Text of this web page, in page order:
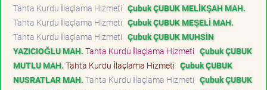
Tahta Kurdu İlaçlama Hizmeti Çubuk ÇUBUK MELİKŞAH MAH.
Tahta Kurdu İlaçlama Hizmeti Çubuk ÇUBUK MEŞELİ MAH.
Tahta Kurdu İlaçlama Hizmeti Çubuk ÇUBUK MUHSİN
YAZICIOĞLU MAH. Tahta Kurdu İlaçlama Hizmeti Çubuk ÇUBUK
MUTLU MAH. Tahta Kurdu İlaçlama Hizmeti Çubuk ÇUBUK
NUSRATLAR MAH. Tahta Kurdu İlaçlama Hizmeti Çubuk ÇUBUK